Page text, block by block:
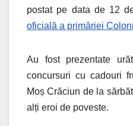
postat pe data de 12
oficială a primăriei
Au fost prezentate
concursuri cu cadouri
Moș Crăciun de la
alți eroi de poveste.